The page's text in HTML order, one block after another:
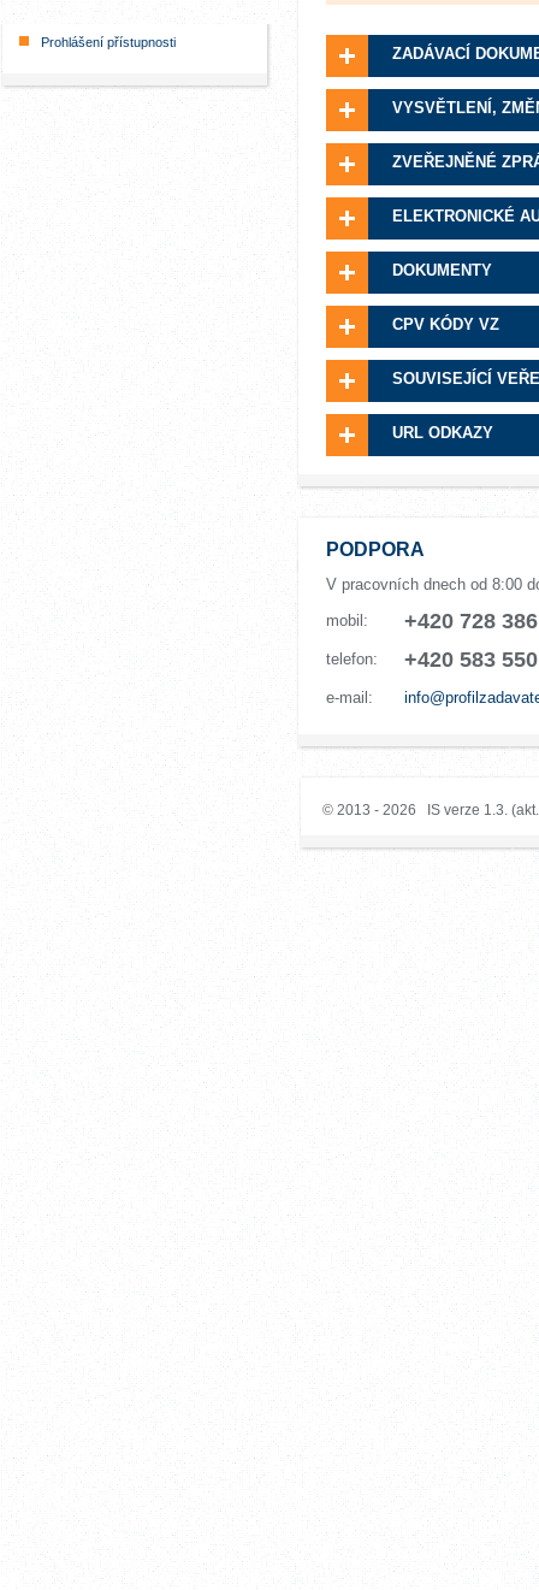
Prohlášení přístupnosti
ZADÁVACÍ
VYSVĚTLENÍ,
ZVEŘEJNĚNÉ
ELEKTRONICKÉ
DOKUMENTY
CPV KÓDY VZ
SOUVISEJÍCÍ
URL ODKAZY
PODPORA
V pracovních dnech od 8:00
mobil:
+420 728
telefon: +420 583
e-mail:
© 2013 - 2026 IS verze 1.3.